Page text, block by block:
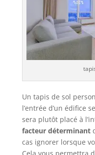
Un tapis de sol
l’entrée d’un édifice
sera plutôt placé à
facteur déterminant
cas ignorer lorsque